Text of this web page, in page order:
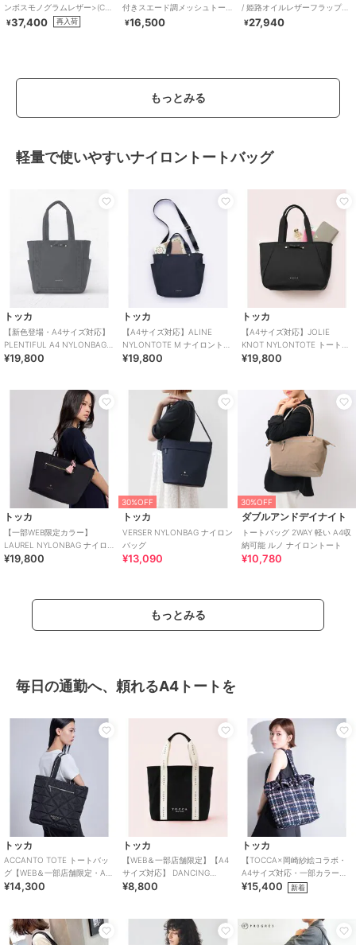
ンボスモノグラムレザー>(CE-
1611)
¥37,400 再入荷
付きスエード調メッシュトー
トバッグ
¥16,500
/ 姫路オイルレザーフラップ付
¥27,940
もっとみる
軽量で使いやすいナイロントートバッグ
トッカ
【新色登場・A4サイズ対応】
PLENTIFUL A4 NYLONBAG
ナイロンバッグ
¥19,800
トッカ
【A4サイズ対応】ALINE
NYLONTOTE M ナイロントー
トバッグ
¥19,800
トッカ
【A4サイズ対応】JOLIE
KNOT NYLONTOTE トートバ
ッグ
¥19,800
トッカ
【一部WEB限定カラー】
LAUREL NYLONBAG ナイロ
ンバッグ
¥19,800
30%OFF
トッカ
VERSER NYLONBAG ナイロン
バッグ
¥13,090
30%OFF
ダブルアンドデイナイト
トートバッグ 2WAY 軽い A4収
納可能 ルノ ナイロントート
¥10,780
もっとみる
毎日の通勤へ、頼れるA4トートを
トッカ
ACCANTO TOTE トートバッ
グ【WEB＆一部店舗限定・A4
サイズ対応】
¥14,300
トッカ
【WEB＆一部店舗限定】【A4
サイズ対応】 DANCING
TOCCA CANVASTOTE キャン
¥8,800
トッカ
【TOCCA×岡崎紗絵コラボ・
A4サイズ対応・一部カラー撥
水】COLOR OF WAVES BAG
¥15,400 新着